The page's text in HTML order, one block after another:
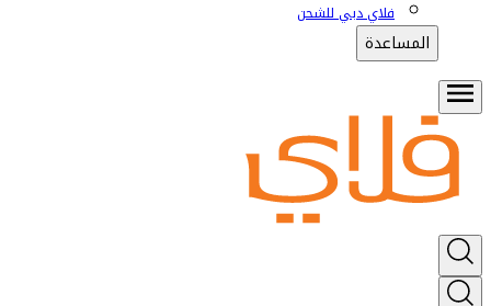
فلاي دبي للشحن
المساعدة